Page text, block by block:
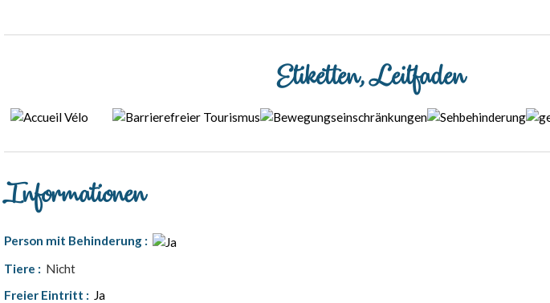
Etiketten, Leitfaden
Informationen
Person mit Behinderung :
Tiere : Nicht
Freier Eintritt : Ja